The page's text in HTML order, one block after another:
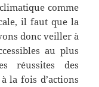
comme
il faut que la
donc veiller à
au plus
réussites des
la fois d’actions